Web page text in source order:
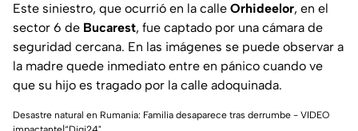
Este siniestro, que ocurrió en la calle Orhideelor, en el
sector 6 de Bucarest, fue captado por una cámara de
seguridad cercana. En las imágenes se puede observar a
la madre quede inmediato entre en pánico cuando ve
que su hijo es tragado por la calle adoquinada.
Desastre natural en Rumania: Familia desaparece tras derrumbe - VIDEO